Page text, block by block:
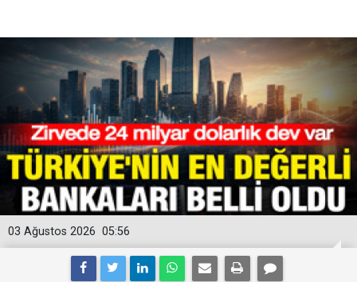
05:56
03 Ağustos 2026